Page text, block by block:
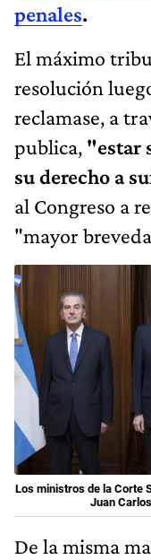
penales.
El máximo
resolución
reclamase, a
publica, "estar
su derecho a
al Congreso a
"mayor
Los ministros de la Corte
Juan
De la misma